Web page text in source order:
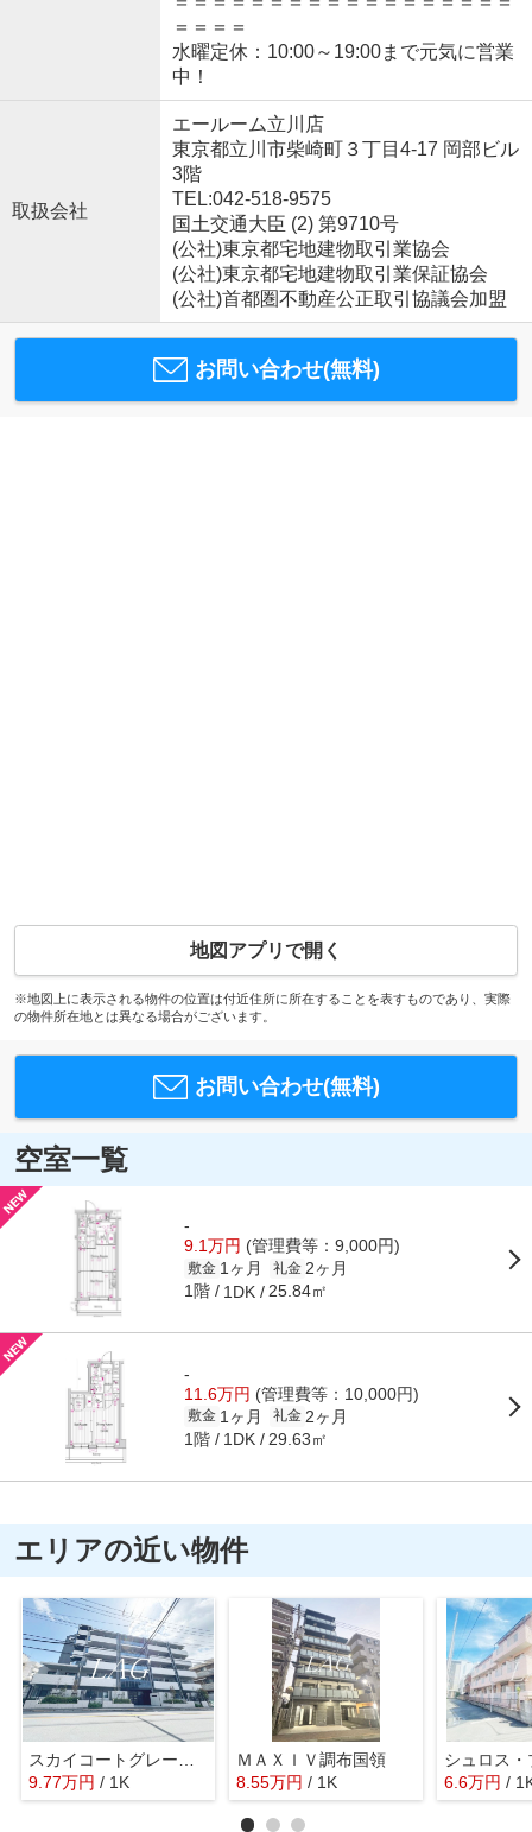
＝＝＝＝
水曜定休：10:00～19:00まで元気に営業
中！
取扱会社
エールーム立川店
東京都立川市柴崎町３丁目4-17 岡部ビル
3階
TEL:042-518-9575
国土交通大臣 (2) 第9710号
(公社)東京都宅地建物取引業協会
(公社)東京都宅地建物取引業保証協会
(公社)首都圏不動産公正取引協議会加盟
お問い合わせ(無料)
地図アプリで開く
※地図上に表示される物件の位置は付近住所に所在することを表すものであり、実際
の物件所在地とは異なる場合がございます。
お問い合わせ(無料)
空室一覧
-
9.1万円 (管理費等：9,000円)
敷金 1ヶ月 礼金 2ヶ月
1階 1DK 25.84㎡
-
11.6万円 (管理費等：10,000円)
敷金 1ヶ月 礼金 2ヶ月
1階 1DK 29.63㎡
エリアの近い物件
9.77万円 / 1K
ＭＡＸＩＶ調布国領
8.55万円 / 1K
シュロス・
6.6万円 /